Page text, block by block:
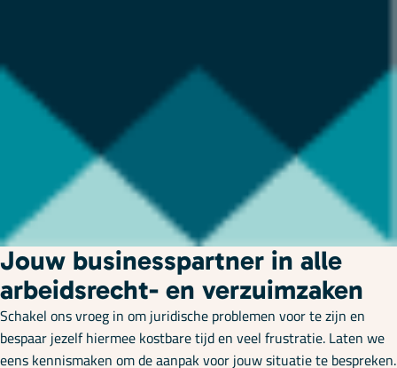
Jouw businesspartner in alle
arbeidsrecht- en verzuimzaken
Schakel ons vroeg in om juridische problemen voor te zijn en
bespaar jezelf hiermee kostbare tijd en veel frustratie. Laten we
eens kennismaken om de aanpak voor jouw situatie te bespreken.